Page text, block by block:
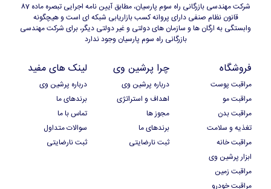
شرکت مهندسی بازرگانی راه سوم پارسیان، مطابق آیین نامه اجرایی تبصره ماده 87
قانون نظام صنفی دارای پروانه کسب بازاریابی شبکه ای است و هیچگونه
وابستگی به ارگان ها و سازمان های دولتی و غیر دولتی دیگر، برای شرکت مهندسی
بازرگانی راه سوم پارسیان وجود ندارد
فروشگاه
مراقبت پوست
مراقبت مو
مراقبت بدن
تغذیه و سلامت
مراقبت خانه
ابزار پرشین وی
مراقبت زمین
مراقبت خودرو
چرا پرشین وی
درباره پرشین وی
اهداف و استراتژی
مجوز ها
برندهای ما
ثبت نارضایتی
لینک های مفید
درباره پرشین وی
برندهای ما
تماس با ما
سوالات متداول
ثبت نارضایتی